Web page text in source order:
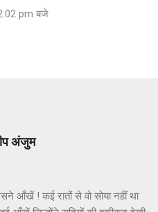
pm बजे
अंजुम
आँखें ! कई रातों से वो सोया नहीं था